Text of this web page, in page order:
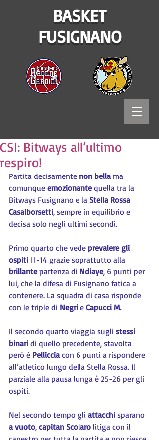
BASKET
FUSIGNANO
CSI: Bitways all’ultimo
respiro!
Partita decisamente non bella ma
comunque emozionante quella tra la
Bitways Fusignano e la Stella Rossa
Casalborsetti, sempre in equilibrio e
decisa solo negli ultimi secondi.
Primo quarto che vede prevalere gli
ospiti 11-14 grazie soprattutto alla
brillante partenza di Ndiaye, 6 punti per
lui, che la difesa di Fusignano fatica a
contenere. La squadra di casa risponde
con le triple di Negri e Capucci M.
Il secondo quarto viaggia sugli stessi
binari di quello precedente, stavolta
però è Pelliccia con 6 punti a rispondere
all’atletico lungo della Stella Rossa. Il
parziale alla pausa lunga è 25-26 per gli
ospiti.
Nel secondo tempo gli attacchi sparano
a vuoto, capitan Scolaro litiga con il